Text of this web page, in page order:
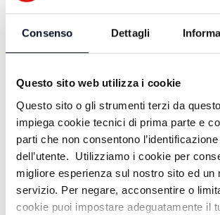
Consenso Dettagli
Questo sito web utilizza i cookie
Questo sito o gli strumenti terzi da
impiega cookie tecnici di prima parte e
parti che non consentono
dell’utente. Utilizziamo i cookie per
migliore esperienza sul nostro sito ed un
servizio. Per negare, acconsentire o
cookie puoi impostare adeguatamente il
Teleromagna OnDemand